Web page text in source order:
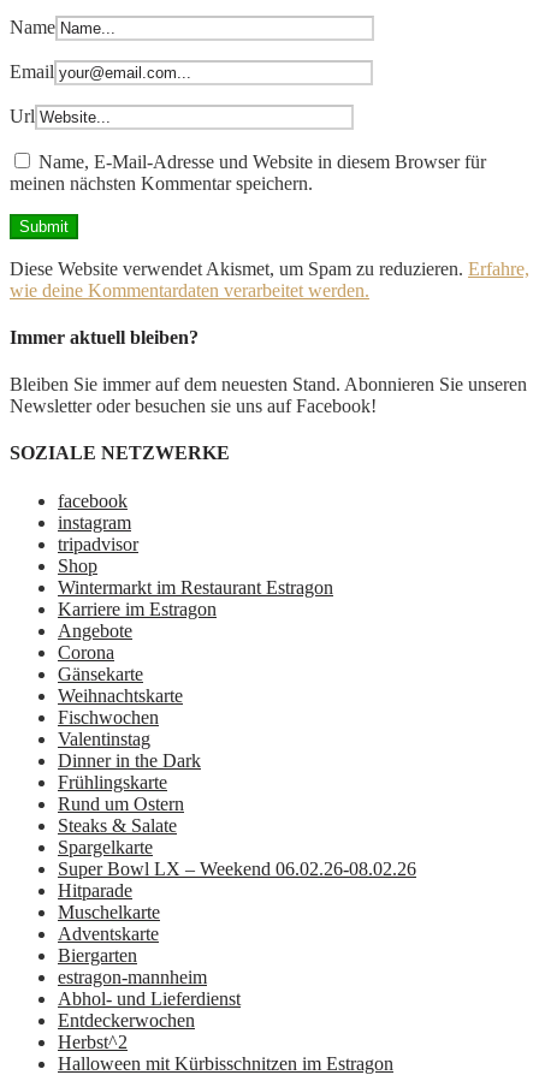
Name
Email
Url
Name, E-Mail-Adresse und Website in diesem Browser für
meinen nächsten Kommentar speichern.
Diese Website verwendet Akismet, um Spam zu reduzieren. Erfahre,
wie deine Kommentardaten verarbeitet werden.
Immer aktuell bleiben?
Bleiben Sie immer auf dem neuesten Stand. Abonnieren Sie unseren
Newsletter oder besuchen sie uns auf Facebook!
SOZIALE NETZWERKE
facebook
instagram
tripadvisor
Shop
Wintermarkt im Restaurant Estragon
Karriere im Estragon
Angebote
Corona
Gänsekarte
Weihnachtskarte
Fischwochen
Valentinstag
Dinner in the Dark
Frühlingskarte
Rund um Ostern
Steaks & Salate
Spargelkarte
Super Bowl LX – Weekend 06.02.26-08.02.26
Hitparade
Muschelkarte
Adventskarte
Biergarten
estragon-mannheim
Abhol- und Lieferdienst
Entdeckerwochen
Herbst^2
Halloween mit Kürbisschnitzen im Estragon